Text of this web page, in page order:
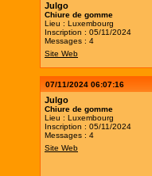
Julgo
Chiure de gomme
Lieu : Luxembourg
Inscription : 05/11/2024
Messages : 4
Site Web
07/11/2024 06:07:16
Julgo
Chiure de gomme
Lieu : Luxembourg
Inscription : 05/11/2024
Messages : 4
Site Web